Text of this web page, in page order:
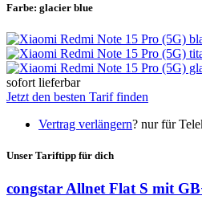
Farbe: glacier blue
sofort lieferbar
Jetzt den besten Tarif finden
Vertrag verlängern? nur für
Unser Tariftipp für dich
congstar Allnet Flat S mit